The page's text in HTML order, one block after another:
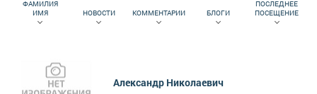
ФАМИЛИЯ
ИМЯ
НОВОСТИ КОММЕНТАРИИ БЛОГИ
ПОСЛЕДНЕЕ
ПОСЕЩЕНИЕ
Александр Николаевич